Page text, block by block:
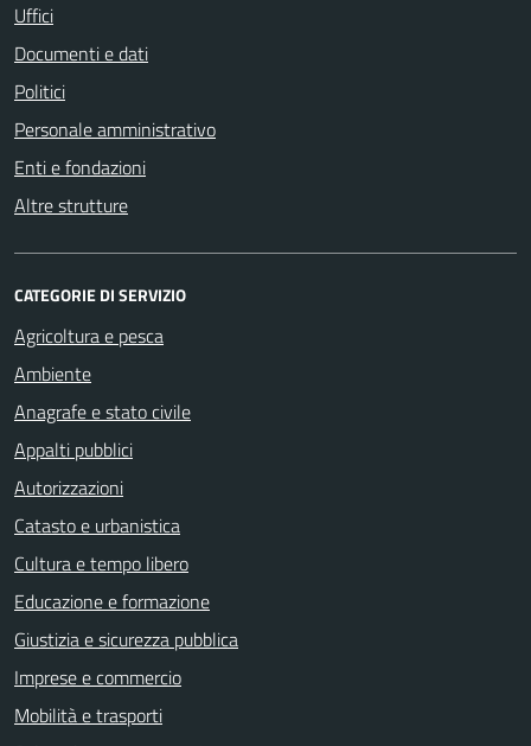
Uffici
Documenti e dati
Politici
Personale amministrativo
Enti e fondazioni
Altre strutture
CATEGORIE DI SERVIZIO
Agricoltura e pesca
Ambiente
Anagrafe e stato civile
Appalti pubblici
Autorizzazioni
Catasto e urbanistica
Cultura e tempo libero
Educazione e formazione
Giustizia e sicurezza pubblica
Imprese e commercio
Mobilità e trasporti